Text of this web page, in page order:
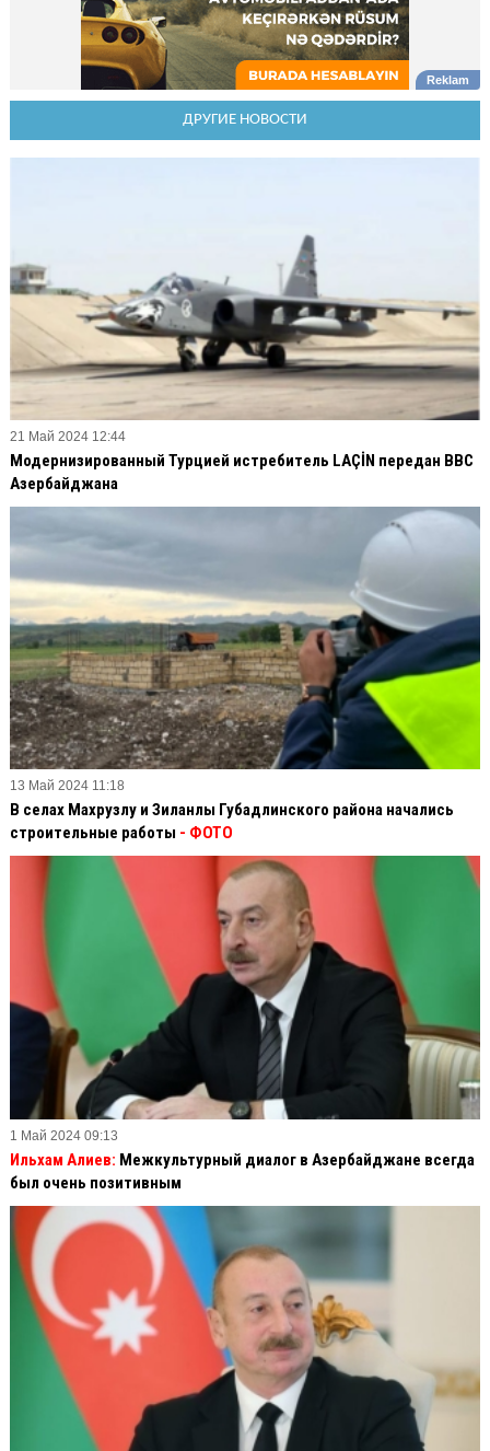
ДРУГИЕ НОВОСТИ
21 Май 2024 12:44
Модернизированный Турцией истребитель LAÇİN передан ВВС
Азербайджана
13 Май 2024 11:18
В селах Махрузлу и Зиланлы Губадлинского района начались
строительные работы - ФОТО
1 Май 2024 09:13
Ильхам Алиев: Межкультурный диалог в Азербайджане всегда
был очень позитивным